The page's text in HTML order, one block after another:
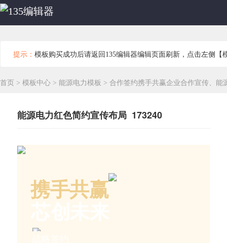
提示： 模板购买成功后请返回135编辑器编辑页面刷新，点击左侧【
首页 > 模板中心 > 能源电力模板 > 合作签约携手共赢企业合作宣传、能
能源电力红色简约宣传布局 173240
携手共赢